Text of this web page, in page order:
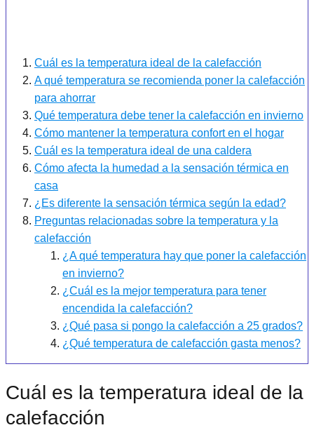
Cuál es la temperatura ideal de la calefacción
A qué temperatura se recomienda poner la calefacción
para ahorrar
Qué temperatura debe tener la calefacción en invierno
Cómo mantener la temperatura confort en el hogar
Cuál es la temperatura ideal de una caldera
Cómo afecta la humedad a la sensación térmica en
casa
¿Es diferente la sensación térmica según la edad?
Preguntas relacionadas sobre la temperatura y la
calefacción
¿A qué temperatura hay que poner la calefacción
en invierno?
¿Cuál es la mejor temperatura para tener
encendida la calefacción?
¿Qué pasa si pongo la calefacción a 25 grados?
¿Qué temperatura de calefacción gasta menos?
Cuál es la temperatura ideal de la
calefacción